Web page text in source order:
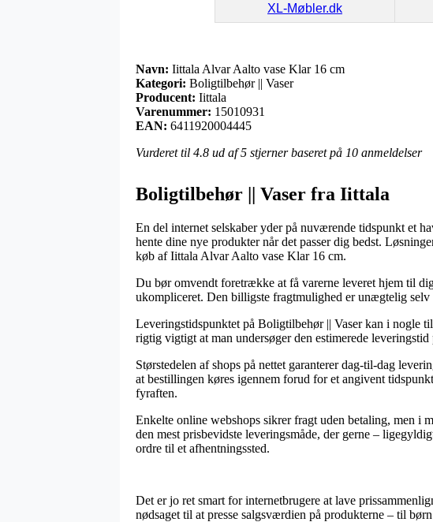
XL-Møbler.dk
Navn: Iittala Alvar Aalto vase Klar 16 cm
Kategori: Boligtilbehør || Vaser
Producent: Iittala
Varenummer: 15010931
EAN: 6411920004445
Vurderet til 4.8 ud af 5 stjerner baseret på 10 anmeldelser
Boligtilbehør || Vaser fra Iittala
En del internet selskaber yder på nuværende tidspunkt et
hente dine nye produkter når det passer dig bedst.
køb af Iittala Alvar Aalto vase Klar 16 cm.
Du bør omvendt foretrække at få varerne leveret hjem til
ukompliceret. Den billigste fragtmulighed er unægtelig
Leveringstidspunktet på Boligtilbehør || Vaser kan i nogle
rigtig vigtigt at man undersøger den estimerede leveringstid
Størstedelen af shops på nettet garanterer dag-til-dag
at bestillingen køres igennem forud for et angivent
fyraften.
Enkelte online webshops sikrer fragt uden betaling, men i
den mest prisbevidste leveringsmåde, der gerne –
ordre til et afhentningssted.
Det er jo ret smart for internetbrugere at lave
nødsaget til at presse salgsværdien på produkterne – til